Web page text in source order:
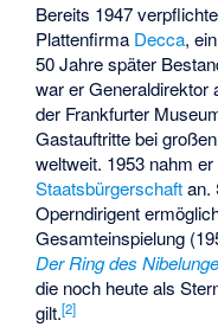
Bereits 1947
Plattenfirma Decca,
50 Jahre später
war er Generaldirektor
der Frankfurter
Gastauftritte bei
weltweit. 1953 nahm
Staatsbürgerschaftan.
Operndirigent
Gesamteinspielung
Der Ring des
die noch heute als
gilt.[2]